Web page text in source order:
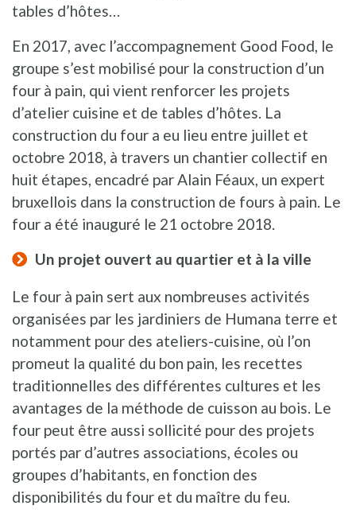
tables d’hôtes…
En 2017, avec l’accompagnement Good Food, le
groupe s’est mobilisé pour la construction d’un
four à pain, qui vient renforcer les projets
d’atelier cuisine et de tables d’hôtes. La
construction du four a eu lieu entre juillet et
octobre 2018, à travers un chantier collectif en
huit étapes, encadré par Alain Féaux, un expert
bruxellois dans la construction de fours à pain. Le
four a été inauguré le 21 octobre 2018.
Un projet ouvert au quartier et à la ville
Le four à pain sert aux nombreuses activités
organisées par les jardiniers de Humana terre et
notamment pour des ateliers-cuisine, où l’on
promeut la qualité du bon pain, les recettes
traditionnelles des différentes cultures et les
avantages de la méthode de cuisson au bois. Le
four peut être aussi sollicité pour des projets
portés par d’autres associations, écoles ou
groupes d’habitants, en fonction des
disponibilités du four et du maître du feu.